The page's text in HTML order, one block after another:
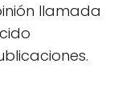
llamada